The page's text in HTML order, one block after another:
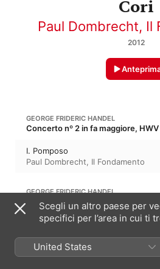
Cori
Paul Dombrecht, Il
2012
GEORGE FRIDERIC HANDEL
I. Pomposo
Paul Dombrecht, Il Fondamento
GEORGE FRIDERIC HANDEL
II. Allegro
Paul Dombrecht,Il Fondamento
Scegli un altro paese per
specifici per l’area in cui ti
United States